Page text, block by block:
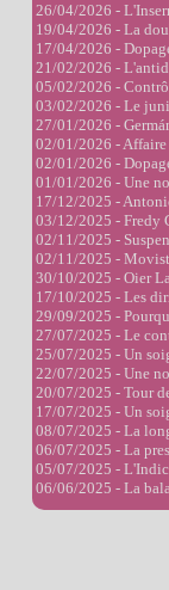
26/04/2026 -
19/04/2026 - La
17/04/2026 -
21/02/2026 -
05/02/2026 -
03/02/2026 - Le
27/01/2026 -
02/01/2026 - Affaire
02/01/2026 -
01/01/2026 - Une
17/12/2025 -
03/12/2025 - Fredy
02/11/2025 -
02/11/2025 -
30/10/2025 - Oier
17/10/2025 - Les
29/09/2025 -
27/07/2025 - Le
25/07/2025 - Un
22/07/2025 - Une
20/07/2025 - Tour
17/07/2025 - Un
08/07/2025 - La
06/07/2025 - La
05/07/2025 -
06/06/2025 - La